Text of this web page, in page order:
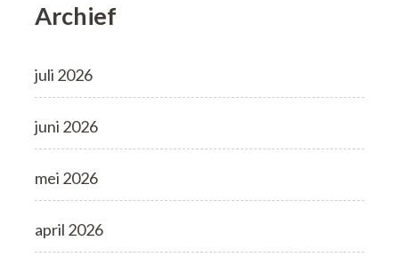
Archief
juli 2026
juni 2026
mei 2026
april 2026